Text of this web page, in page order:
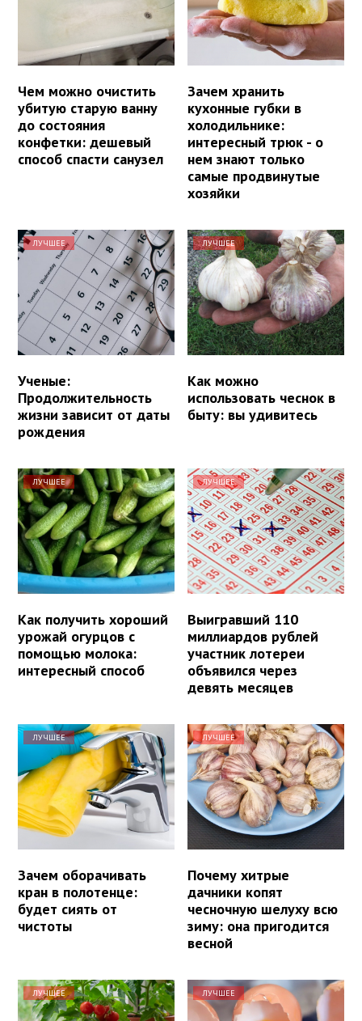
Чем можно очистить
убитую старую ванну
до состояния
конфетки: дешевый
способ спасти санузел
Зачем хранить
кухонные губки в
холодильнике:
интересный трюк - о
нем знают только
самые продвинутые
хозяйки
ЛУЧШЕЕ
Ученые:
Продолжительность
жизни зависит от даты
рождения
ЛУЧШЕЕ
Как можно
использовать чеснок в
быту: вы удивитесь
ЛУЧШЕЕ
Как получить хороший
урожай огурцов с
помощью молока:
интересный способ
ЛУЧШЕЕ
Выигравший 110
миллиардов рублей
участник лотереи
объявился через
девять месяцев
ЛУЧШЕЕ
Зачем оборачивать
кран в полотенце:
будет сиять от
чистоты
ЛУЧШЕЕ
Почему хитрые
дачники копят
чесночную шелуху всю
зиму: она пригодится
весной
ЛУЧШЕЕ ЛУЧШЕЕ